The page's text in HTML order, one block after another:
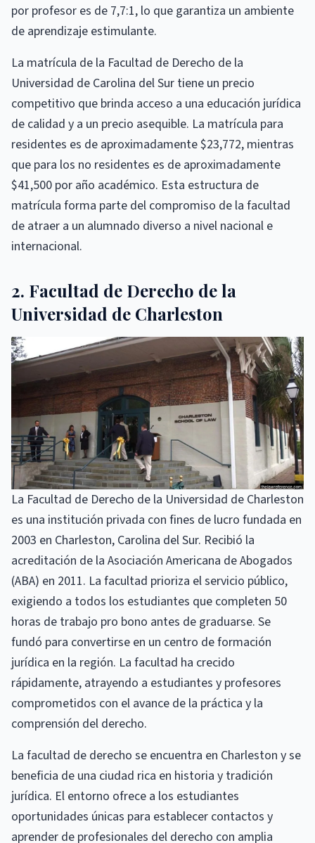
por profesor es de 7,7:1, lo que garantiza un ambiente
de aprendizaje estimulante.
La matrícula de la Facultad de Derecho de la
Universidad de Carolina del Sur tiene un precio
competitivo que brinda acceso a una educación jurídica
de calidad y a un precio asequible. La matrícula para
residentes es de aproximadamente $23,772, mientras
que para los no residentes es de aproximadamente
$41,500 por año académico. Esta estructura de
matrícula forma parte del compromiso de la facultad
de atraer a un alumnado diverso a nivel nacional e
internacional.
2. Facultad de Derecho de la
Universidad de Charleston
La Facultad de Derecho de la Universidad de Charleston
es una institución privada con fines de lucro fundada en
2003 en Charleston, Carolina del Sur. Recibió la
acreditación de la Asociación Americana de Abogados
(ABA) en 2011. La facultad prioriza el servicio público,
exigiendo a todos los estudiantes que completen 50
horas de trabajo pro bono antes de graduarse. Se
fundó para convertirse en un centro de formación
jurídica en la región. La facultad ha crecido
rápidamente, atrayendo a estudiantes y profesores
comprometidos con el avance de la práctica y la
comprensión del derecho.
La facultad de derecho se encuentra en Charleston y se
beneficia de una ciudad rica en historia y tradición
jurídica. El entorno ofrece a los estudiantes
oportunidades únicas para establecer contactos y
aprender de profesionales del derecho con amplia